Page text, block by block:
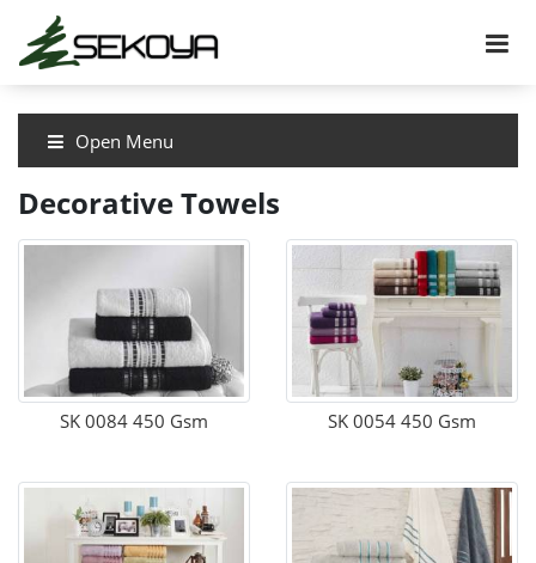
Open Menu
Decorative Towels
SK 0084 450 Gsm SK 0054 450 Gsm